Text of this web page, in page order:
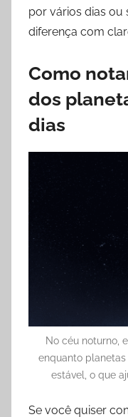
por vários dias ou
diferença com
Como
dos
dias
No céu noturno,
enquanto
estável, o que
Se você quiser